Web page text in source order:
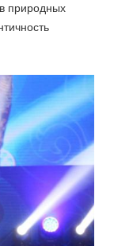
природных